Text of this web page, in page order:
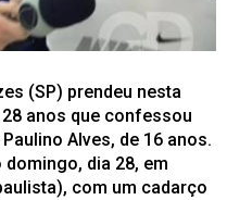
(SP) prendeu nesta
anos que confessou
Alves, de 16 anos.
dia 28, em
com um cadarço